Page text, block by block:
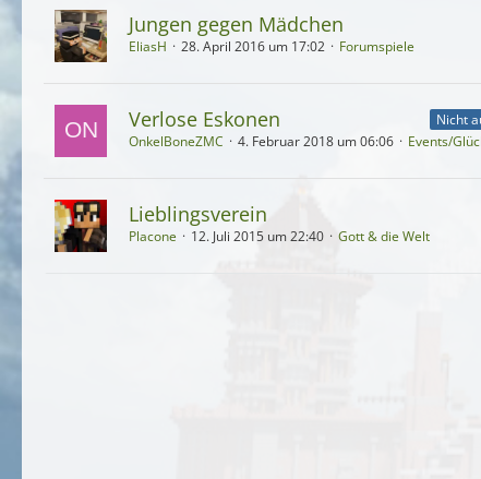
Jungen gegen Mädchen
EliasH 28. April 2016 um 17:02 Forumspiele
Nicht
Verlose Eskonen
OnkelBoneZMC 4. Februar 2018 um 06:06 Events/
Lieblingsverein
Placone 12. Juli 2015 um 22:40 Gott & die Welt